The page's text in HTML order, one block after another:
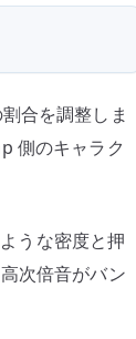
合を調整しま
側のキャラク
うな密度と押
次倍音がバン